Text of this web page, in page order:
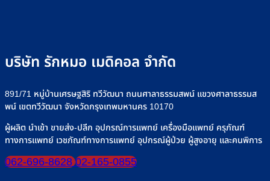
บริษัท รักหมอ เมดิคอล จำกัด
891/71 หมู่บ้านเศรษฐสิริ ทวีวัฒนา ถนนศาลาธรรมสพน์ แขวงศาลาธรรมส
พน์ เขตทวีวัฒนา จังหวัดกรุงเทพมหานคร 10170
ผู้ผลิต นำเข้า ขายส่ง-ปลีก อุปกรณ์การแพทย์ เครื่องมือแพทย์ ครุภัณฑ์
ทางการแพทย์ เวชภัณฑ์ทางการแพทย์ อุปกรณ์ผู้ป่วย ผู้สูงอายุ และคนพิการ
062-696-8628 02-165-0855